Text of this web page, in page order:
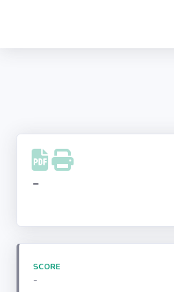
Facebook
Instagram
-
SCORE
-